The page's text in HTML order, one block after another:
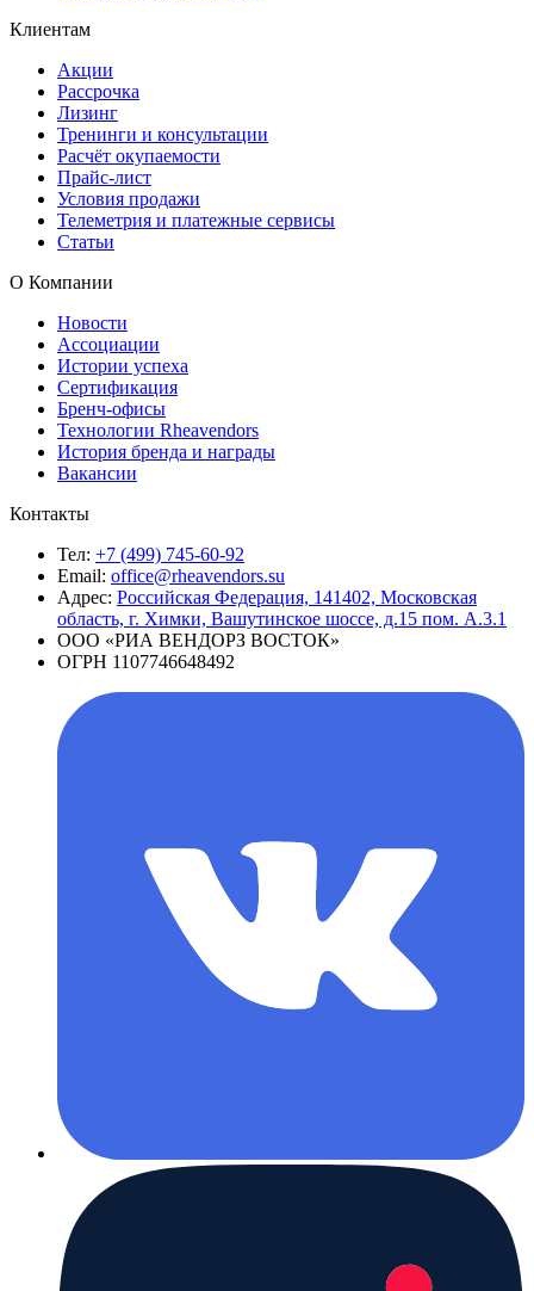
Клиентам
Акции
Рассрочка
Лизинг
Тренинги и консультации
Расчёт окупаемости
Прайс-лист
Условия продажи
Телеметрия и платежные сервисы
Статьи
О Компании
Новости
Ассоциации
Истории успеха
Сертификация
Бренч-офисы
Технологии Rheavendors
История бренда и награды
Вакансии
Контакты
Тел: +7 (499) 745-60-92
Email: office@rheavendors.su
Адрес: Российская Федерация, 141402, Московская
область, г. Химки, Вашутинское шоссе, д.15 пом. А.3.1
ООО «РИА ВЕНДОРЗ ВОСТОК»
ОГРН 1107746648492